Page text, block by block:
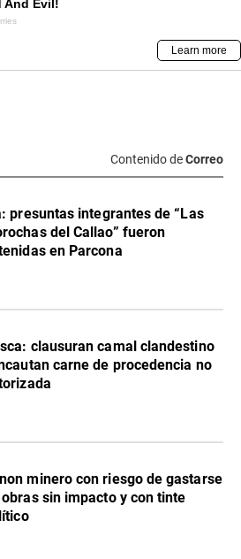
Contenido deCorreo
presuntas integrantes de “Las
del Callao” fueron
en Parcona
clausuran camal clandestino
carne de procedencia no
minero con riesgo de gastarse
sin impacto y con tinte